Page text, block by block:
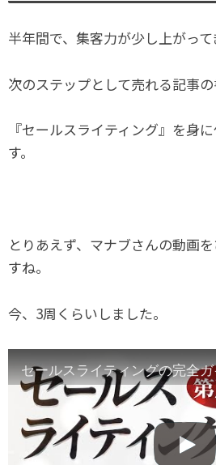
半年間で、集客力が少し上がっ
次のステップとして売れる記事の
『セールスライティング』を身
す。
とりあえず、マナブさんの動画
すね。
今、3周くらいしました。